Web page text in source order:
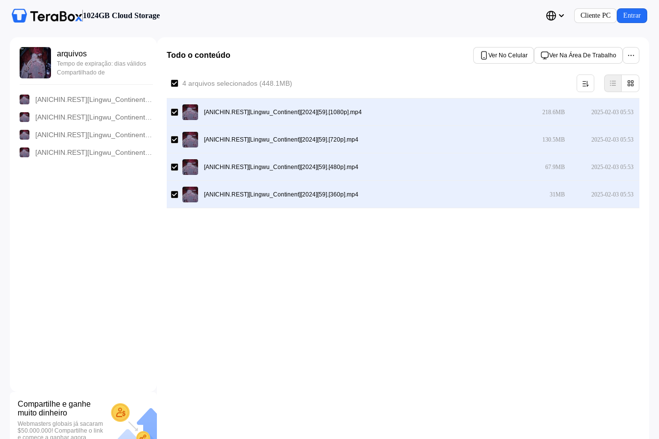
1024GB Cloud Storage Cliente PC Entrar
arquivos
Tempo de expiração: dias válidos
Compartilhado de
Compartilhe e ganhe
muito dinheiro
Webmasters globais já sacaram
$50.000.000! Compartilhe o link
e comece a ganhar agora.
Todo o conteúdo Ver No Celular Ver Na Área De Trabalho
4 arquivos selecionados (448.1MB)
[ANICHIN.REST][Lingwu_Continent][2024][59].[1080p].mp4 218.6MB 2025-02-03 05:53
[ANICHIN.REST][Lingwu_Continent][2024][59].[720p].mp4 130.5MB 2025-02-03 05:53
[ANICHIN.REST][Lingwu_Continent][2024][59].[480p].mp4 67.9MB 2025-02-03 05:53
[ANICHIN.REST][Lingwu_Continent][2024][59].[360p].mp4 31MB 2025-02-03 05:53